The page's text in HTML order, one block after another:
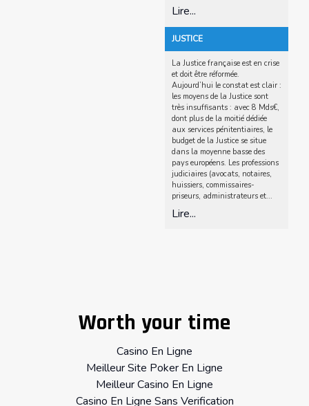
Lire...
JUSTICE
La Justice française est en crise
et doit être réformée.
Aujourd’hui le constat est clair :
les moyens de la Justice sont
très insuffisants : avec 8 Mds€,
dont plus de la moitié dédiée
aux services pénitentiaires, le
budget de la Justice se situe
dans la moyenne basse des
pays européens. Les professions
judiciaires (avocats, notaires,
huissiers, commissaires-
priseurs, administrateurs et...
Lire...
Worth your time
Casino En Ligne
Meilleur Site Poker En Ligne
Meilleur Casino En Ligne
Casino En Ligne Sans Verification